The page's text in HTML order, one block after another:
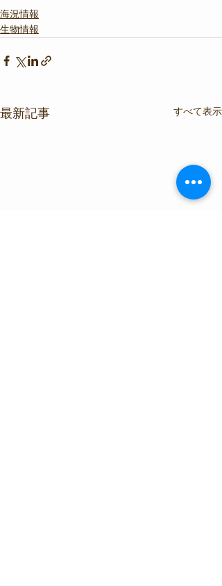
海況情報
生物情報
最新記事 すべて表示